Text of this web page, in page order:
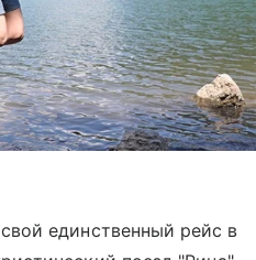
единственный рейс в